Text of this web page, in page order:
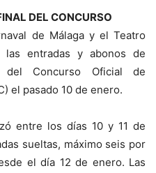
DEL CONCURSO
de Málaga y el Teatro
entradas y abonos de
Concurso Oficial de
el pasado 10 de enero.
entre los días 10 y 11 de
sueltas, máximo seis por
el día 12 de enero. Las